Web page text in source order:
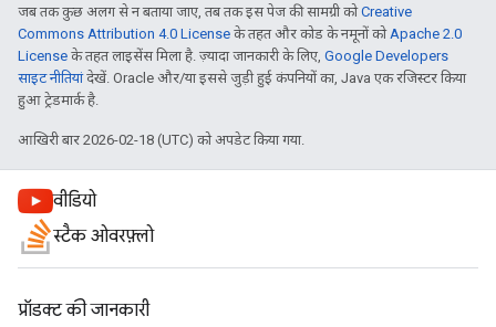
जब तक कुछ अलग से न बताया जाए, तब तक इस पेज की सामग्री कोCreative
Commons Attribution 4.0 License के तहत और कोड के नमूनों को Apache 2.0
License के तहत लाइसेंस मिला है. ज़्यादा जानकारी के लिए, Google Developers
साइट नीतियांदेखें. Oracle और/या इससे जुड़ी हुई कंपनियों का, Java एक रजिस्टर किया
हुआ ट्रेडमार्क है.
आखिरी बार 2026-02-18 (UTC) को अपडेट किया गया.
वीडियो
स्टैक ओवरफ़्लो
प्रॉडक्ट की जानकारी